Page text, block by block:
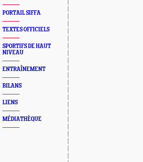
PORTAIL SIFFA
TEXTES OFFICIELS
SPORTIFS DE HAUT
NIVEAU
ENTRAÎNEMENT
BILANS
LIENS
MÉDIATHÈQUE